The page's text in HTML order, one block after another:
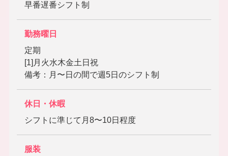
早番遅番シフト制
勤務曜日
定期
[1]月火水木金土日祝
備考：月〜日の間で週5日のシフト制
休日・休暇
シフトに準じて月8〜10日程度
服装